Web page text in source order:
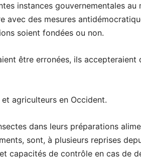
instances gouvernementales
avec des mesures
soient fondées ou non.
être erronées, ils accepteraient
agriculteurs en Occident.
dans leurs préparations
sont, à plusieurs reprises
capacités de contrôle en cas de